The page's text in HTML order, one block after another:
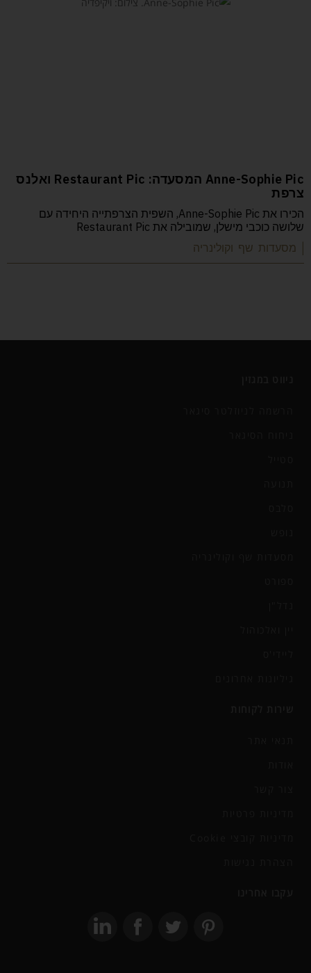
Anne-Sophie Pic המסעדה: Restaurant Pic ואלנס
צרפת
הכירו את Anne-Sophie Pic, השפית הצרפתייה היחידה עם
שלושה כוכבי מישלן, שמובילה את Restaurant Pic
| מסעדות שף וקולינריה